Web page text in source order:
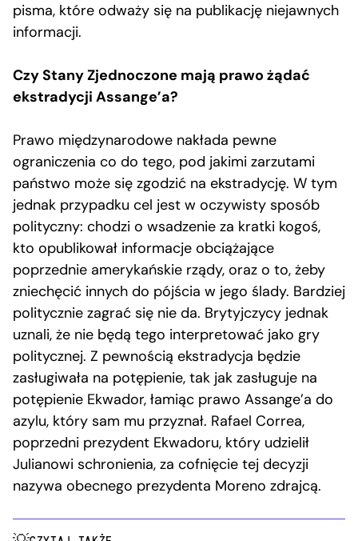
pisma, które odważy się na publikację niejawnych
informacji.
Czy Stany Zjednoczone mają prawo żądać
ekstradycji Assange’a?
Prawo międzynarodowe nakłada pewne
ograniczenia co do tego, pod jakimi zarzutami
państwo może się zgodzić na ekstradycję. W tym
jednak przypadku cel jest w oczywisty sposób
polityczny: chodzi o wsadzenie za kratki kogoś,
kto opublikował informacje obciążające
poprzednie amerykańskie rządy, oraz o to, żeby
zniechęcić innych do pójścia w jego ślady. Bardziej
politycznie zagrać się nie da. Brytyjczycy jednak
uznali, że nie będą tego interpretować jako gry
politycznej. Z pewnością ekstradycja będzie
zasługiwała na potępienie, tak jak zasługuje na
potępienie Ekwador, łamiąc prawo Assange’a do
azylu, który sam mu przyznał. Rafael Correa,
poprzedni prezydent Ekwadoru, który udzielił
Julianowi schronienia, za cofnięcie tej decyzji
nazywa obecnego prezydenta Moreno zdrajcą.